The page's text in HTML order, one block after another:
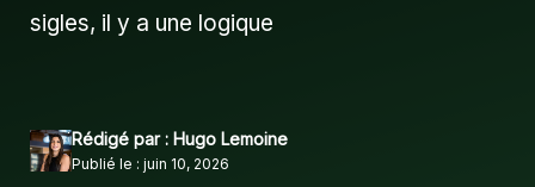
sigles, il y a une logique
Rédigé par : Hugo Lemoine
Publié le : juin 10, 2026